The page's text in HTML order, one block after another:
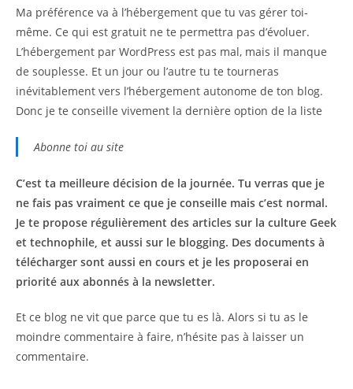
Ma préférence va à l’hébergement que tu vas gérer toi-
même. Ce qui est gratuit ne te permettra pas d’évoluer.
L’hébergement par WordPress est pas mal, mais il manque
de souplesse. Et un jour ou l’autre tu te tourneras
inévitablement vers l’hébergement autonome de ton blog.
Donc je te conseille vivement la dernière option de la liste
Abonne toi au site
C’est ta meilleure décision de la journée. Tu verras que je
ne fais pas vraiment ce que je conseille mais c’est normal.
Je te propose régulièrement des articles sur la culture Geek
et technophile, et aussi sur le blogging. Des documents à
télécharger sont aussi en cours et je les proposerai en
priorité aux abonnés à la newsletter.
Et ce blog ne vit que parce que tu es là. Alors si tu as le
moindre commentaire à faire, n’hésite pas à laisser un
commentaire.